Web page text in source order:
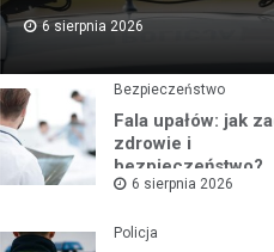
6 sierpnia 2026
Bezpieczeństwo
Fala upałów: jak
zdrowie i
bezpieczeństwo?
6 sierpnia 2026
Policja